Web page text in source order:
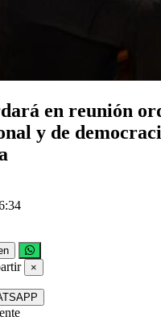
en reunión
y de
×